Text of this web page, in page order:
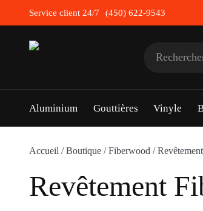
to
content
Service client 24/7 (450) 622-9543
Aluminium Gouttières Vinyle
Accueil / Boutique / Fiberwood /
Revêtement